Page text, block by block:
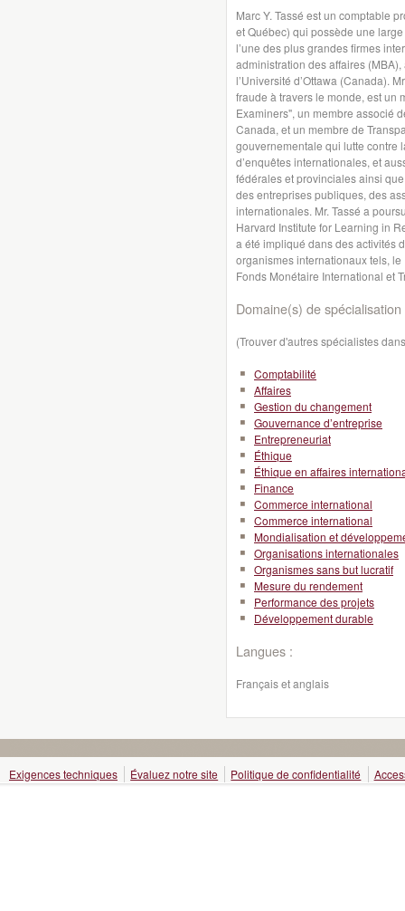
Marc Y. Tassé est un comptable
et Québec) qui possède une
l’une des plus grandes firmes
administration des affaires
l’Université d’Ottawa (Canada).
fraude à travers le monde, est un
Examiners", un membre associé
Canada, et un membre de
gouvernementale qui lutte contre
d’enquêtes internationales, et
fédérales et provinciales ainsi
des entreprises publiques, des
internationales. Mr. Tassé a
Harvard Institute for Learning in
a été impliqué dans des activités
organismes internationaux tels,
Fonds Monétaire International et
Domaine(s) de spécialisation
(Trouver d'autres spécialistes
Comptabilité
Affaires
Gestion du changement
Gouvernance d’entreprise
Entrepreneuriat
Éthique
Éthique en affaires
Finance
Commerce international
Commerce international
Mondialisation et
Organisations internationales
Organismes sans but lucratif
Mesure du rendement
Performance des projets
Développement durable
Langues :
Français et anglais
Exigences techniques Évaluez notre site Politique de confidentialité